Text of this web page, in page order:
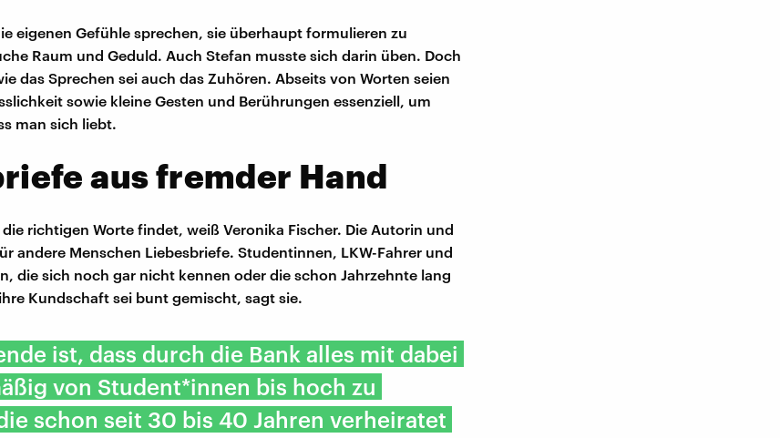
eigenen Gefühle sprechen, sie überhaupt formulieren zu
Raum und Geduld. Auch Stefan musste sich darin üben. Doch
das Sprechen sei auch das Zuhören. Abseits von Worten seien
sowie kleine Gesten und Berührungen essenziell, um
man sich liebt.
aus fremder Hand
richtigen Worte findet, weiß Veronika Fischer. Die Autorin und
andere Menschen Liebesbriefe. Studentinnen, LKW-Fahrer und
die sich noch gar nicht kennen oder die schon Jahrzehnte lang
Kundschaft sei bunt gemischt, sagt sie.
ist, dass durch die Bank alles mit dabei
von Student*innen bis hoch zu
schon seit 30 bis 40 Jahren verheiratet